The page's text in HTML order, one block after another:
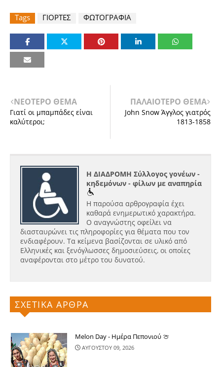
Tags ΓΙΟΡΤΕΣ ΦΩΤΟΓΡΑΦΙΑ
ΝΕΟΤΕΡΟ ΘΕΜΑ
Γιατί οι μπαμπάδες είναι
καλύτεροι;
ΠΑΛΑΙΟΤΕΡΟ ΘΕΜΑ
John Snow Άγγλος γιατρός
1813-1858
Η ΔΙΑΔΡΟΜΗ Σύλλογος γονέων -
κηδεμόνων - φίλων με αναπηρία
Η παρούσα αρθρογραφία έχει
καθαρά ενημερωτικό χαρακτήρα.
Ο αναγνώστης οφείλει να
διασταυρώνει τις πληροφορίες για θέματα που τον
ενδιαφέρουν. Τα κείμενα βασίζονται σε υλικό από
Ελληνικές και ξενόγλωσσες δημοσιεύσεις, οι οποίες
αναφέρονται στο μέτρο του δυνατού.
ΣΧΕΤΙΚΑ ΑΡΘΡΑ
Melon Day - Ημέρα Πεπονιού 🍈
ΑΥΓΟΥΣΤΟΥ 09, 2026